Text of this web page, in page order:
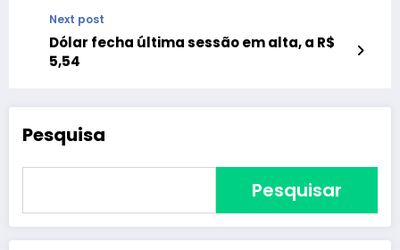
Next post
Dólar fecha última sessão em alta, a R$
5,54
Pesquisa
Pesquisar